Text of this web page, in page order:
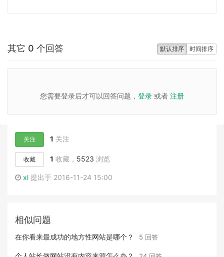
默认排序 时间排序
其它 0 个回答
您需要登录后才可以回答问题， 登录 或者 注册
关注 1 关注
收藏 1 收藏， 5523 浏览
xl 提出于 2016-11-24 15:00
相似问题
在你看来最成功的地方性网站是哪个？ 5 回答